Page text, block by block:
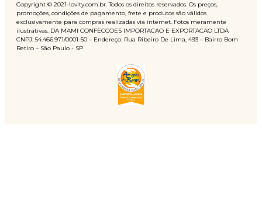
Copyright © 2021-lovity.com.br. Todos os direitos reservados. Os preços,
promoções, condições de pagamento, frete e produtos são válidos
exclusivamente para compras realizadas via internet. Fotos meramente
ilustrativas. DA MAMI CONFECCOES IMPORTACAO E EXPORTACAO LTDA
CNPJ: 54.466.971/0001-50 – Endereço: Rua Ribeiro De Lima, 493 – Bairro Bom
Retiro – São Paulo - SP